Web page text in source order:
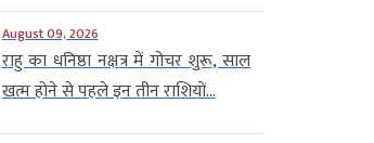
August 09, 2026
राहु का धनिष्ठा नक्षत्र में गोचर शुरू, साल
खत्म होने से पहले इन तीन राशियों...